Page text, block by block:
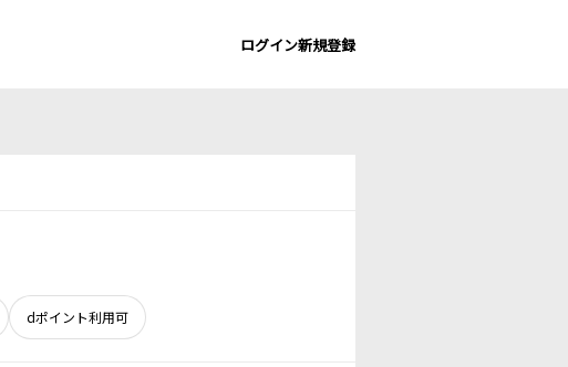
ログイン新規登録
dポイント利用可